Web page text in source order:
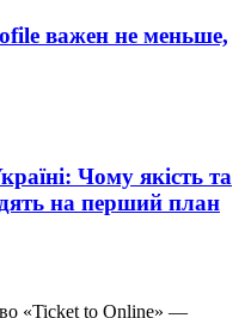
важен не меньше,
Чому якість та
на перший план
«Ticket to Online» —